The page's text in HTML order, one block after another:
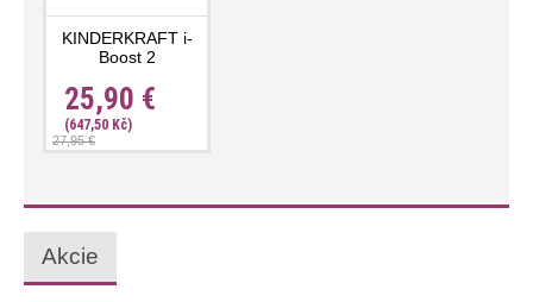
KINDERKRAFT i-
Boost 2
25,90 €
(647,50 Kč)
27,95 €
Akcie